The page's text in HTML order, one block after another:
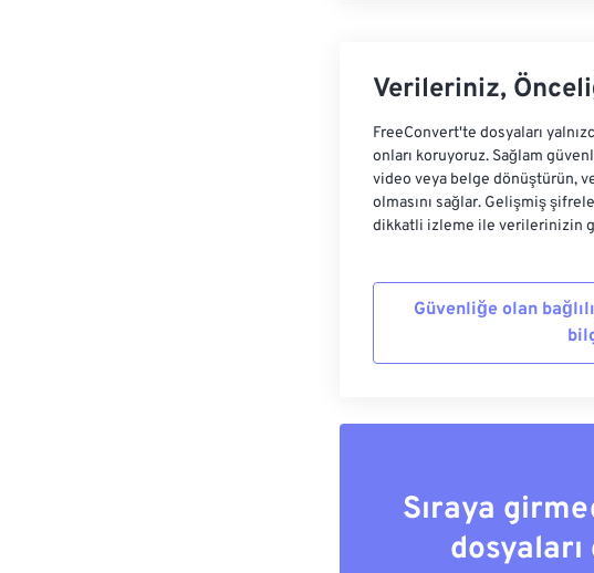
Verileriniz,
FreeConvert'te dosyaları
onları koruyoruz. Sağlam
video veya belge dönüştürün,
olmasını sağlar. Gelişmiş
dikkatli izleme ile verilerinizin
Güvenliğe olan
Sıraya